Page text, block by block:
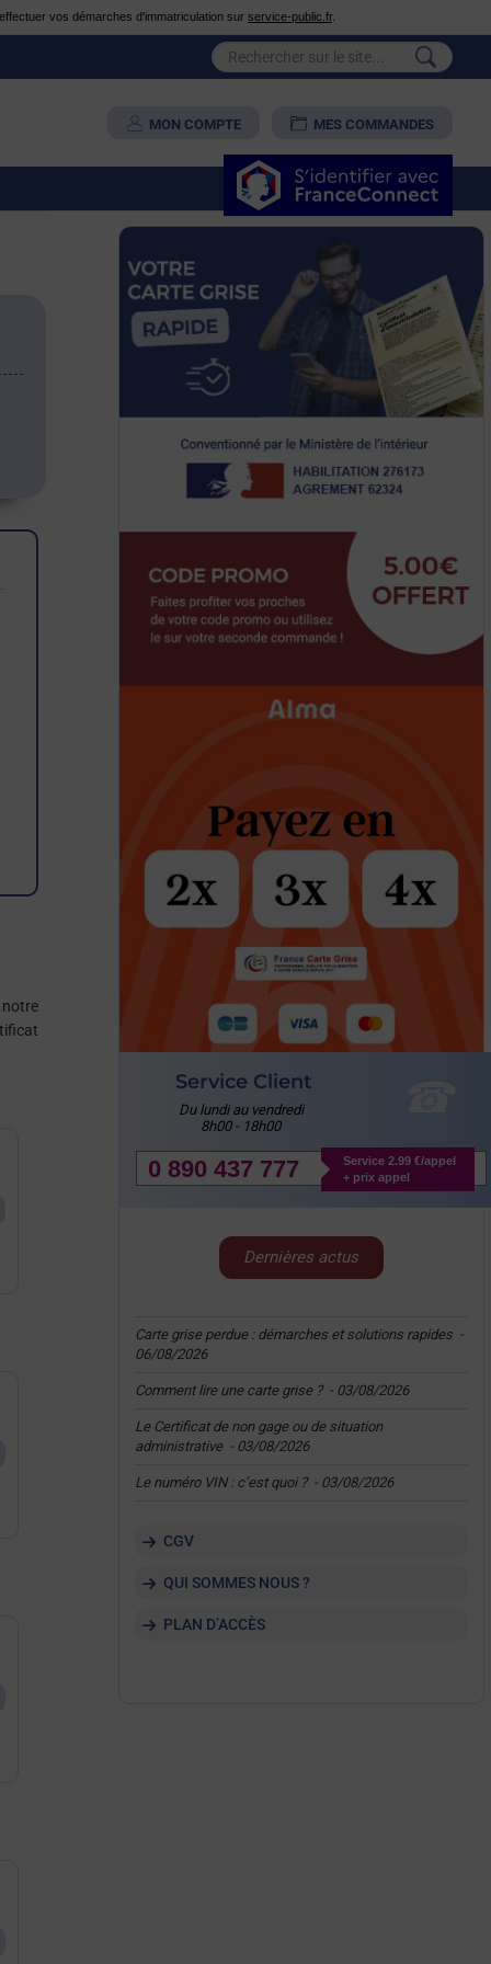
vos démarches d'immatriculation sur service-public.fr.
MON COMPTE MES COMMANDES
Service Client
Du lundi au vendredi
8h00 - 18h00
0 890 437 777
Service 2.99 €/appel
+ prix appel
Dernières actus
Carte grise perdue : démarches et solutions rapides -
06/08/2026
Comment lire une carte grise ? - 03/08/2026
Le Certificat de non gage ou de situation
administrative - 03/08/2026
Le numéro VIN : c’est quoi ? - 03/08/2026
CGV
QUI SOMMES NOUS ?
PLAN D’ACCÈS